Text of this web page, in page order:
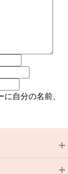
自分の名前、